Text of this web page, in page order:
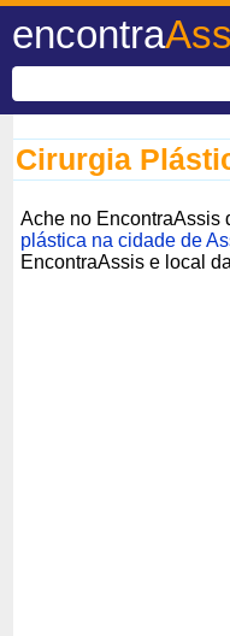
encontra
Cirurgia
Ache no
plástica na cidade de
EncontraAssis e local